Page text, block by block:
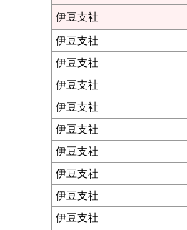
伊豆支社
伊豆支社
伊豆支社
伊豆支社
伊豆支社
伊豆支社
伊豆支社
伊豆支社
伊豆支社
伊豆支社